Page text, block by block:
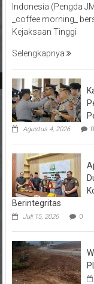
Indonesia (Pengda
_coffee morning_
Kejaksaan Tinggi
Selengkapnya
Agustus 4, 2026 0
Berintegritas
Juli 15, 2026 0